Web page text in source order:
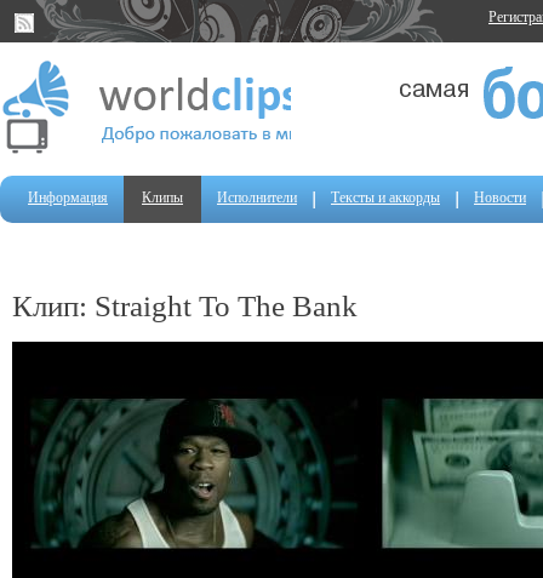
Информация Клипы Исполнители Тексты и аккорды Новости
Клип: Straight To The Bank